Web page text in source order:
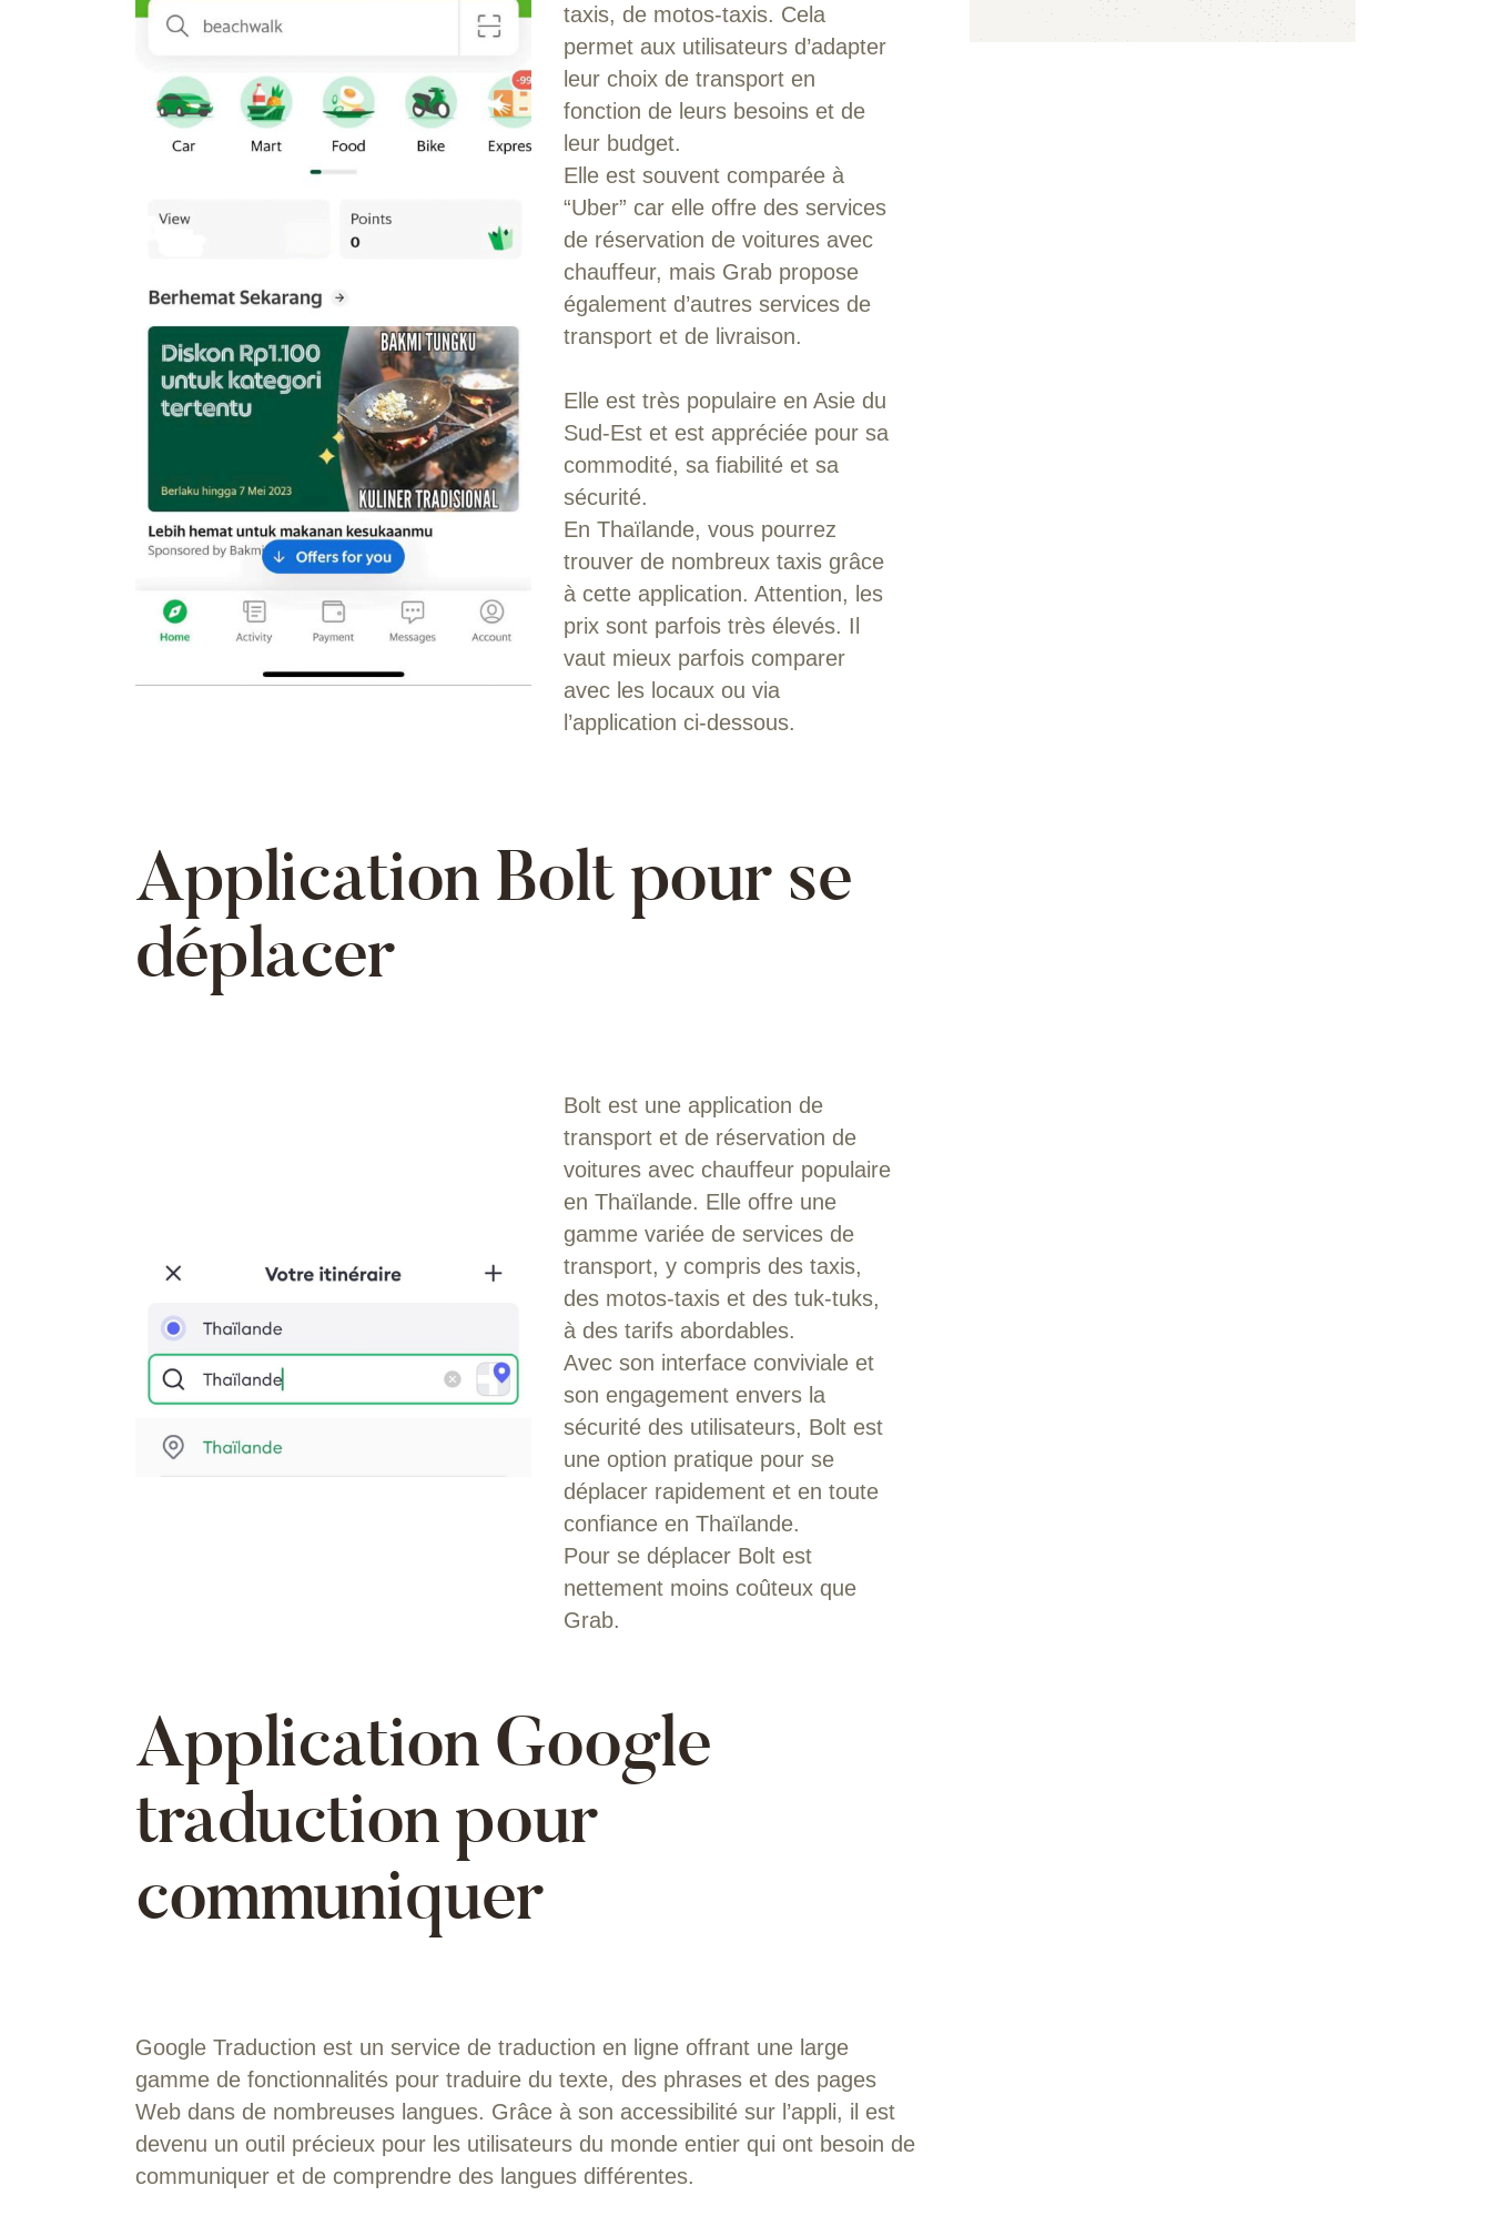
taxis, de motos-taxis. Cela
permet aux utilisateurs d’adapter
leur choix de transport en
fonction de leurs besoins et de
leur budget.
Elle est souvent comparée à
“Uber” car elle offre des services
de réservation de voitures avec
chauffeur, mais Grab propose
également d’autres services de
transport et de livraison.
Elle est très populaire en Asie du
Sud-Est et est appréciée pour sa
commodité, sa fiabilité et sa
sécurité.
En Thaïlande, vous pourrez
trouver de nombreux taxis grâce
à cette application. Attention, les
prix sont parfois très élevés. Il
vaut mieux parfois comparer
avec les locaux ou via
l’application ci-dessous.
Application Bolt pour se
déplacer
Bolt est une application de
transport et de réservation de
voitures avec chauffeur populaire
en Thaïlande. Elle offre une
gamme variée de services de
transport, y compris des taxis,
des motos-taxis et des tuk-tuks,
à des tarifs abordables.
Avec son interface conviviale et
son engagement envers la
sécurité des utilisateurs, Bolt est
une option pratique pour se
déplacer rapidement et en toute
confiance en Thaïlande.
Pour se déplacer Bolt est
nettement moins coûteux que
Grab.
Application Google
traduction pour
communiquer
Google Traduction est un service de traduction en ligne offrant une large
gamme de fonctionnalités pour traduire du texte, des phrases et des pages
Web dans de nombreuses langues. Grâce à son accessibilité sur l’appli, il est
devenu un outil précieux pour les utilisateurs du monde entier qui ont besoin de
communiquer et de comprendre des langues différentes.